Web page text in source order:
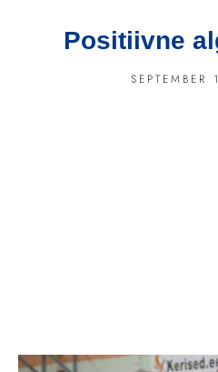
Positiivne